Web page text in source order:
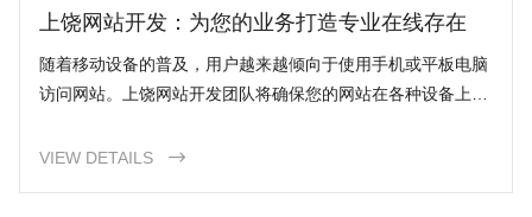
上饶网站开发：为您的业务打造专业在线存在
随着移动设备的普及，用户越来越倾向于使用手机或平板电脑
访问网站。上饶网站开发团队将确保您的网站在各种设备上都
机还是平板电脑上都能够完美呈现。
VIEW DETAILS 